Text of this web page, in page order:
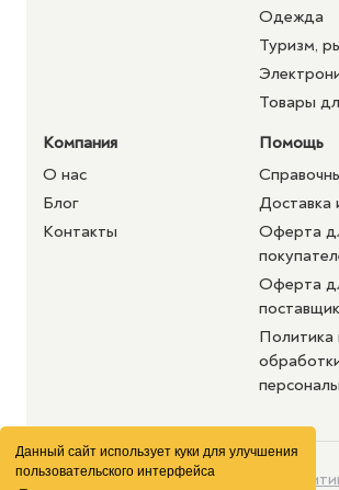
Данный сайт использует куки для улучшения
пользовательского интерфейса
Одежда
Туризм,
Товары
Компания
О нас
Блог
Контакты
Помощь
Доставка
Оферта
Оферта
Политика
©2026 purshat.market. Все